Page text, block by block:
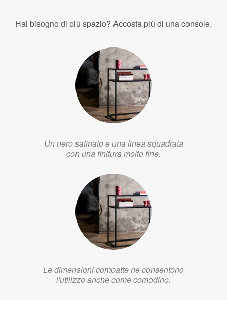
Hai bisogno di più spazio? Accosta più di una console.
Un nero satinato e una linea squadrata
con una finitura molto fine.
Le dimensioni compatte ne consentono
l'utilizzo anche come comodino.